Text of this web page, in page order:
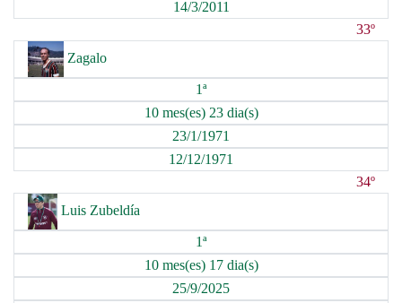
14/3/2011
33º
Zagalo
1ª
10 mes(es) 23 dia(s)
23/1/1971
12/12/1971
34º
Luis Zubeldía
1ª
10 mes(es) 17 dia(s)
25/9/2025